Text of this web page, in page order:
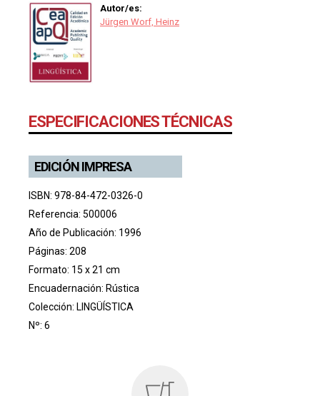
Autor/es:
Jürgen Worf, Heinz
ESPECIFICACIONES TÉCNICAS
EDICIÓN IMPRESA
ISBN: 978-84-472-0326-0
Referencia: 500006
Año de Publicación: 1996
Páginas: 208
Formato: 15 x 21 cm
Encuadernación: Rústica
Colección: LINGÜÍSTICA
Nº: 6